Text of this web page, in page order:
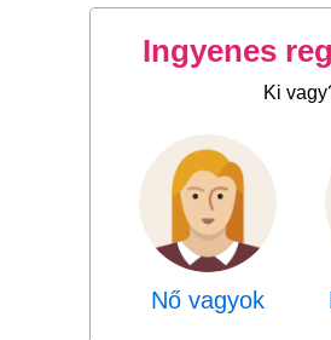
Ingyenes
Ki
Nő vagyok